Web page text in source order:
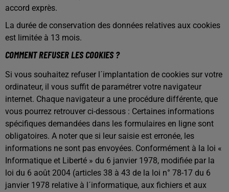
accord exprès.
La durée de conservation des données relatives aux cookies
est limitée à 13 mois.
COMMENT REFUSER LES COOKIES ?
Si vous souhaitez refuser l´implantation de cookies sur votre
ordinateur, il vous suffit de paramétrer votre navigateur
internet. Chaque navigateur a une procédure différente, que
vous pourrez retrouver ci-dessous : Certaines informations
spécifiques demandées dans les formulaires en ligne sont
obligatoires. A noter que si leur saisie est erronée, les
informations ne sont pas envoyées. Conformément à la loi «
Informatique et Liberté » du 6 janvier 1978, modifiée par la
loi du 6 août 2004 (articles 38 à 43 de la loi n° 78-17 du 6
janvier 1978 relative à l´informatique, aux fichiers et aux